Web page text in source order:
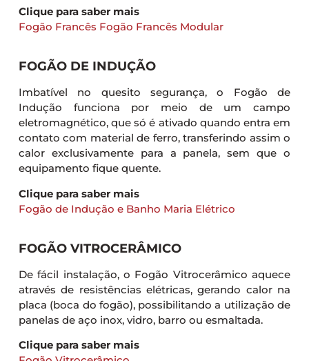
Clique para saber mais
Fogão Francês Fogão Francês Modular
FOGÃO DE INDUÇÃO
Imbatível no quesito segurança, o Fogão de
Indução funciona por meio de um campo
eletromagnético, que só é ativado quando entra em
contato com material de ferro, transferindo assim o
calor exclusivamente para a panela, sem que o
equipamento fique quente.
Clique para saber mais
Fogão de Indução e Banho Maria Elétrico
FOGÃO VITROCERÂMICO
De fácil instalação, o Fogão Vitrocerâmico aquece
através de resistências elétricas, gerando calor na
placa (boca do fogão), possibilitando a utilização de
panelas de aço inox, vidro, barro ou esmaltada.
Clique para saber mais